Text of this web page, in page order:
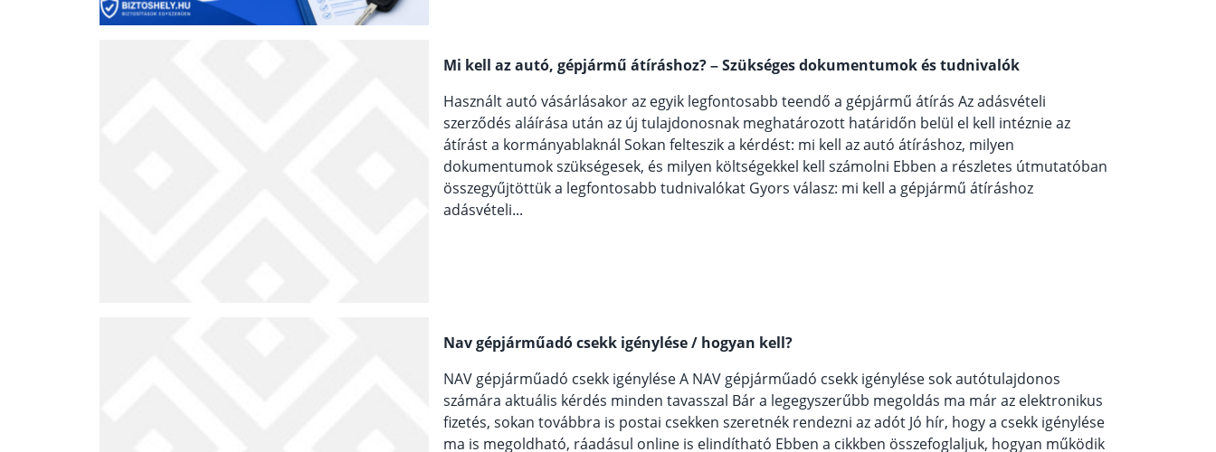
Mi kell az autó, gépjármű átíráshoz? – Szükséges dokumentumok és tudnivalók
Használt autó vásárlásakor az egyik legfontosabb teendő a gépjármű átírás Az adásvételi
szerződés aláírása után az új tulajdonosnak meghatározott határidőn belül el kell intéznie az
átírást a kormányablaknál Sokan felteszik a kérdést: mi kell az autó átíráshoz, milyen
dokumentumok szükségesek, és milyen költségekkel kell számolni Ebben a részletes útmutatóban
összegyűjtöttük a legfontosabb tudnivalókat Gyors válasz: mi kell a gépjármű átíráshoz
adásvételi...
Nav gépjárműadó csekk igénylése / hogyan kell?
NAV gépjárműadó csekk igénylése A NAV gépjárműadó csekk igénylése sok autótulajdonos
számára aktuális kérdés minden tavasszal Bár a legegyszerűbb megoldás ma már az elektronikus
fizetés, sokan továbbra is postai csekken szeretnék rendezni az adót Jó hír, hogy a csekk igénylése
ma is megoldható, ráadásul online is elindítható Ebben a cikkben összefoglaljuk, hogyan működik